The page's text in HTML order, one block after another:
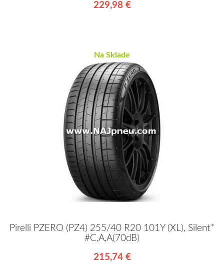
229,98 €
Na Sklade
Pirelli PZERO (PZ4) 255/40 R20 101Y (XL), Silent*
#C,A,A(70dB)
215,74 €